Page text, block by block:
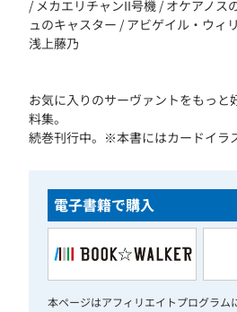
/ メカエリチャンII号機 / オケアノス
ュのキャスター / アビゲイル・ウィ
浅上藤乃
お気に入りのサーヴァントをもっ
料集。
続巻刊行中。※本書にはカードイラ
電子書籍で購入
本ページはアフィリエイトプログラム